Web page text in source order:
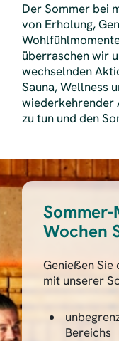
Der Sommer bei
von Erholung,
überraschen wir
wechselnden
Sauna, Wellness
wiederkehrender
zu tun und den
Wochen
Genießen Sie
mit unserer
Bereichs